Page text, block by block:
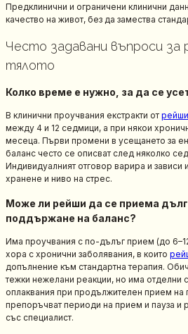
Предклинични и ограничени клинични
качество на живот, без да замества
Често задавани въпроси за
тялото
Колко време е нужно, за да се
В клинични проучвания екстракти от рейши
между 4 и 12 седмици, а при някои
месеца. Първи промени в усещането за
баланс често се описват след няколко
Индивидуалният отговор варира и зависи
хранене и ниво на стрес.
Може ли рейши да се приема
поддържане на баланс?
Има проучвания с по-дълъг прием (до
хора с хронични заболявания, в които
допълнение към стандартна терапия.
тежки нежелани реакции, но има отделни
оплаквания при продължителен прием на
препоръчват периоди на прием и пауза и
със специалист.